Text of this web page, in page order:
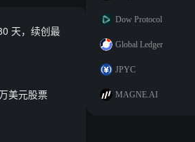
天，续创最
美元股票
Dow Protocol
Global Ledger
JPYC
MAGNE.AI